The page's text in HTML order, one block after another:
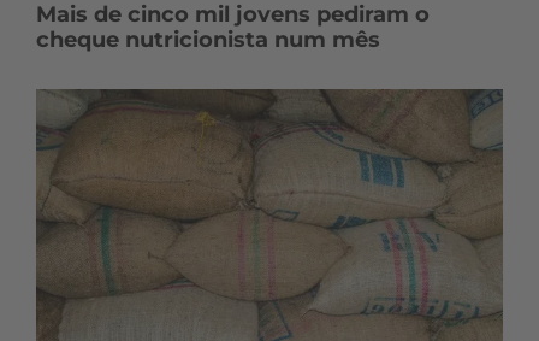
Mais de cinco mil jovens pediram o
cheque nutricionista num mês